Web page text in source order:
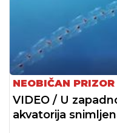
NEOBIČAN PRIZOR
VIDEO / U
akvatorija